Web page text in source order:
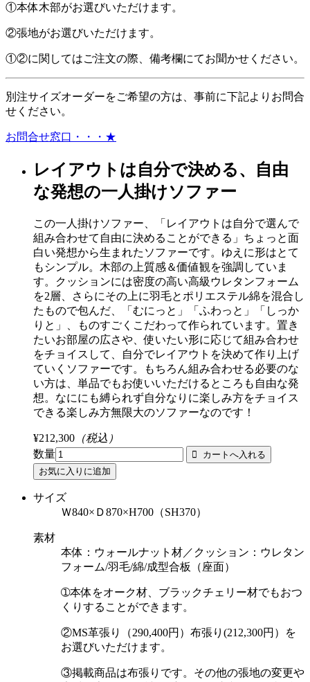
①本体木部がお選びいただけます。
②張地がお選びいただけます。
①②に関してはご注文の際、備考欄にてお聞かせください。
別注サイズオーダーをご希望の方は、事前に下記よりお問合
せください。
お問合せ窓口・・・★
レイアウトは自分で決める、自由
な発想の一人掛けソファー
この一人掛けソファー、「レイアウトは自分で選んで
組み合わせて自由に決めることができる」ちょっと面
白い発想から生まれたソファーです。ゆえに形はとて
もシンプル。木部の上質感＆価値観を強調していま
す。クッションには密度の高い高級ウレタンフォーム
を2層、さらにその上に羽毛とポリエステル綿を混合し
たもので包んだ、「むにっと」「ふわっと」「しっか
りと」、ものすごくこだわって作られています。置き
たいお部屋の広さや、使いたい形に応じて組み合わせ
をチョイスして、自分でレイアウトを決めて作り上げ
ていくソファーです。もちろん組み合わせる必要のな
い方は、単品でもお使いいただけるところも自由な発
想。なににも縛られず自分なりに楽しみ方をチョイス
できる楽しみ方無限大のソファーなのです！
¥212,300 （税込）
数量
サイズ
Ｗ840×Ｄ870×H700（SH370）
素材
本体：ウォールナット材／クッション：ウレタン
フォーム/羽毛/綿/成型合板（座面）
➀本体をオーク材、ブラックチェリー材でもおつ
くりすることができます。
②MS革張り（290,400円）布張り(212,300円）を
お選びいただけます。
③掲載商品は布張りです。その他の張地の変更や